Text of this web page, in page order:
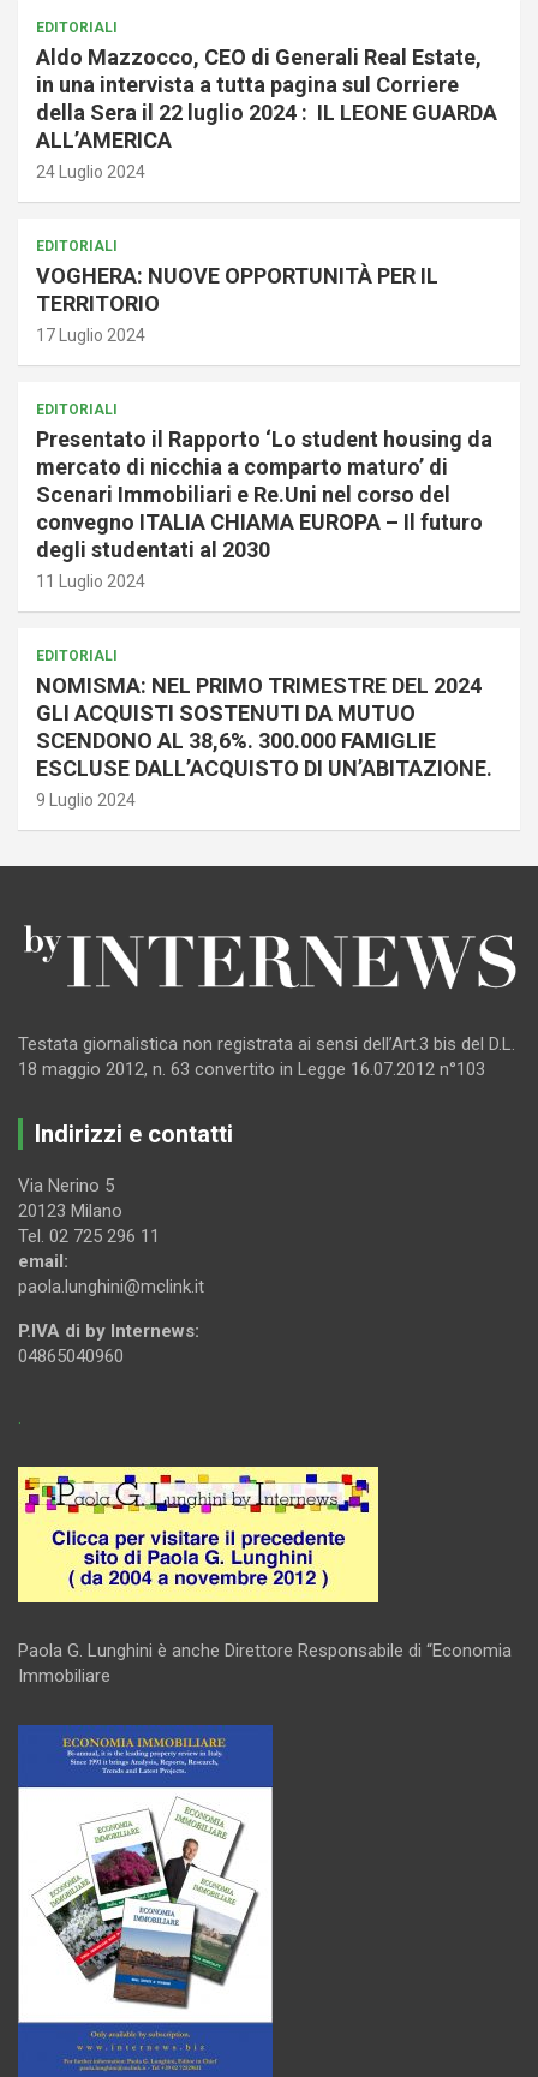
EDITORIALI
Aldo Mazzocco, CEO di Generali Real Estate,
in una intervista a tutta pagina sul Corriere
della Sera il 22 luglio 2024 : IL LEONE GUARDA
ALL’AMERICA
24 Luglio 2024
EDITORIALI
VOGHERA: NUOVE OPPORTUNITÀ PER IL
TERRITORIO
17 Luglio 2024
EDITORIALI
Presentato il Rapporto ‘Lo student housing da
mercato di nicchia a comparto maturo’ di
Scenari Immobiliari e Re.Uni nel corso del
convegno ITALIA CHIAMA EUROPA – Il futuro
degli studentati al 2030
11 Luglio 2024
EDITORIALI
NOMISMA: NEL PRIMO TRIMESTRE DEL 2024
GLI ACQUISTI SOSTENUTI DA MUTUO
SCENDONO AL 38,6%. 300.000 FAMIGLIE
ESCLUSE DALL’ACQUISTO DI UN’ABITAZIONE.
9 Luglio 2024
Testata giornalistica non registrata ai sensi dell’Art.3 bis del D.L.
18 maggio 2012, n. 63 convertito in Legge 16.07.2012 n°103
Indirizzi e contatti
Via Nerino 5
20123 Milano
Tel. 02 725 296 11
email:
paola.lunghini@mclink.it
P.IVA di by Internews:
04865040960
.
Paola G. Lunghini è anche Direttore Responsabile di “Economia
Immobiliare